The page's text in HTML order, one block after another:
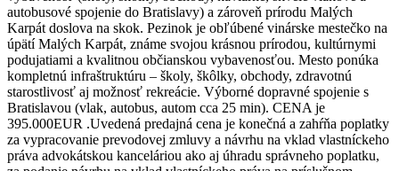
autobusové spojenie do Bratislavy) a zároveň prírodu Malých
Karpát doslova na skok. Pezinok je obľúbené vinárske mestečko na
úpätí Malých Karpát, známe svojou krásnou prírodou, kultúrnymi
podujatiami a kvalitnou občianskou vybavenosťou. Mesto ponúka
kompletnú infraštruktúru – školy, škôlky, obchody, zdravotnú
starostlivosť aj možnosť rekreácie. Výborné dopravné spojenie s
Bratislavou (vlak, autobus, autom cca 25 min). CENA je
395.000EUR .Uvedená predajná cena je konečná a zahŕňa poplatky
za vypracovanie prevodovej zmluvy a návrhu na vklad vlastníckeho
práva advokátskou kanceláriou ako aj úhradu správneho poplatku,